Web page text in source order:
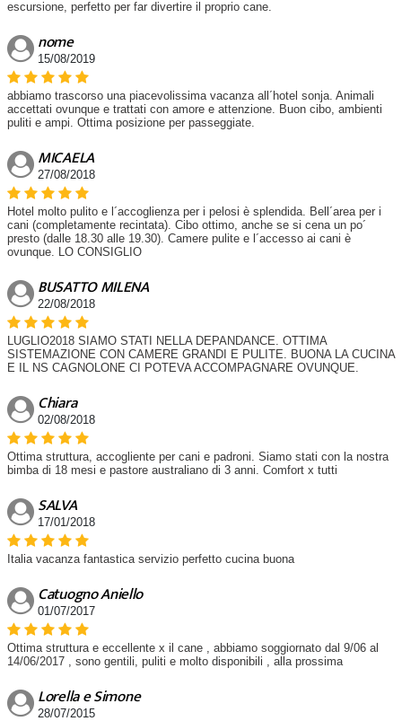
escursione, perfetto per far divertire il proprio cane.
nome
15/08/2019
abbiamo trascorso una piacevolissima vacanza all´hotel sonja. Animali
accettati ovunque e trattati con amore e attenzione. Buon cibo, ambienti
puliti e ampi. Ottima posizione per passeggiate.
MICAELA
27/08/2018
Hotel molto pulito e l´accoglienza per i pelosi è splendida. Bell´area per i
cani (completamente recintata). Cibo ottimo, anche se si cena un po´
presto (dalle 18.30 alle 19.30). Camere pulite e l´accesso ai cani è
ovunque. LO CONSIGLIO
BUSATTO MILENA
22/08/2018
LUGLIO2018 SIAMO STATI NELLA DEPANDANCE. OTTIMA
SISTEMAZIONE CON CAMERE GRANDI E PULITE. BUONA LA CUCINA
E IL NS CAGNOLONE CI POTEVA ACCOMPAGNARE OVUNQUE.
Chiara
02/08/2018
Ottima struttura, accogliente per cani e padroni. Siamo stati con la nostra
bimba di 18 mesi e pastore australiano di 3 anni. Comfort x tutti
SALVA
17/01/2018
Italia vacanza fantastica servizio perfetto cucina buona
Catuogno Aniello
01/07/2017
Ottima struttura e eccellente x il cane , abbiamo soggiornato dal 9/06 al
14/06/2017 , sono gentili, puliti e molto disponibili , alla prossima
Lorella e Simone
28/07/2015